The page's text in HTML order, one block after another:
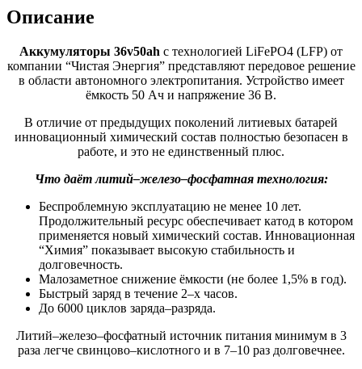
Описание
Аккумуляторы 36v50ah с технологией LiFePO4 (LFP) от
компании “Чистая Энергия” представляют передовое решение
в области автономного электропитания. Устройство имеет
ёмкость 50 Aч и напряжение 36 В.
В отличие от предыдущих поколений литиевых батарей
инновационный химический состав полностью безопасен в
работе, и это не единственный плюс.
Что даёт литий–железо–фосфатная технология:
Беспроблемную эксплуатацию не менее 10 лет.
Продолжительный ресурс обеспечивает катод в котором
применяется новый химический состав. Инновационная
“Химия” показывает высокую стабильность и
долговечность.
Малозаметное снижение ёмкости (не более 1,5% в год).
Быстрый заряд в течение 2–х часов.
До 6000 циклов заряда–разряда.
Литий–железо–фосфатный источник питания минимум в 3
раза легче свинцово–кислотного и в 7–10 раз долговечнее.